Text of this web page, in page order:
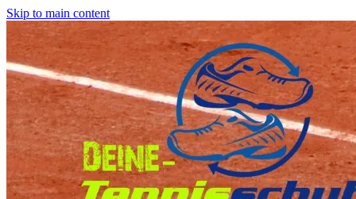
Skip to main content